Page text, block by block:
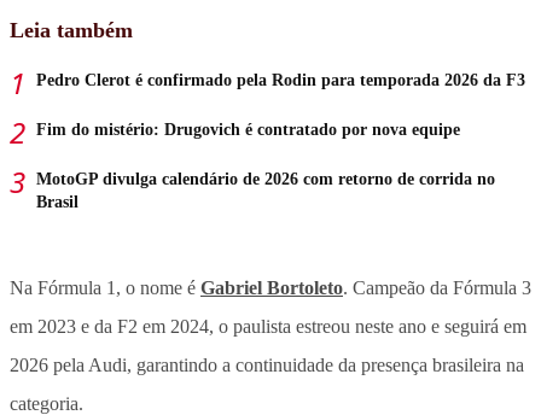
Leia também
Pedro Clerot é confirmado pela Rodin para temporada 2026 da F3
Fim do mistério: Drugovich é contratado por nova equipe
MotoGP divulga calendário de 2026 com retorno de corrida no
Brasil
Na Fórmula 1, o nome é Gabriel Bortoleto. Campeão da Fórmula 3
em 2023 e da F2 em 2024, o paulista estreou neste ano e seguirá em
2026 pela Audi, garantindo a continuidade da presença brasileira na
categoria.